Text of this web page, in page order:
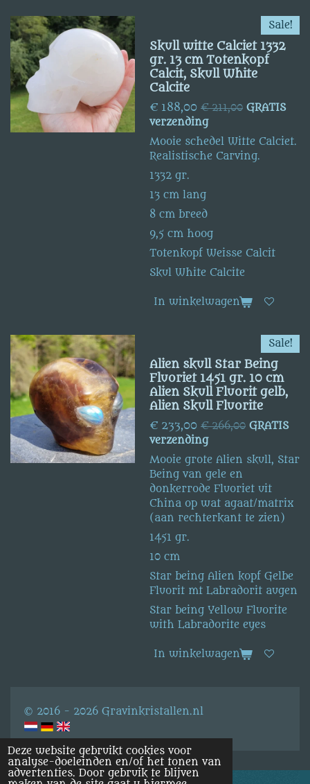
Deze website gebruikt cookies voor
analyse-doeleinden en/of het tonen van
advertenties. Door gebruik te blijven
Sale!
Skull witte Calciet 1332
gr. 13 cm Totenkopf
Calcit, Skull White
Calcite
€ 188,00 € 211,00 GRATIS
verzending
Mooie schedel Witte Calciet.
Realistische Carving.
1332 gr.
13 cm lang
8 cm breed
9,5 cm hoog
Totenkopf Weisse Calcit
Skul White Calcite
In winkelwagen
Sale!
Alien skull Star Being
Fluoriet 1451 gr. 10 cm
Alien Skull Fluorit gelb,
Alien Skull Fluorite
€ 233,00 € 266,00 GRATIS
verzending
Mooie grote Alien skull, Star
Being van gele en
donkerrode Fluoriet uit
China op wat agaat/matrix
(aan rechterkant te zien)
1451 gr.
10 cm
Star being Alien kopf Gelbe
Fluorit mt Labradorit augen
Star being Yellow Fluorite
with Labradorite eyes
In winkelwagen
© 2016 - 2026 Gravinkristallen.nl